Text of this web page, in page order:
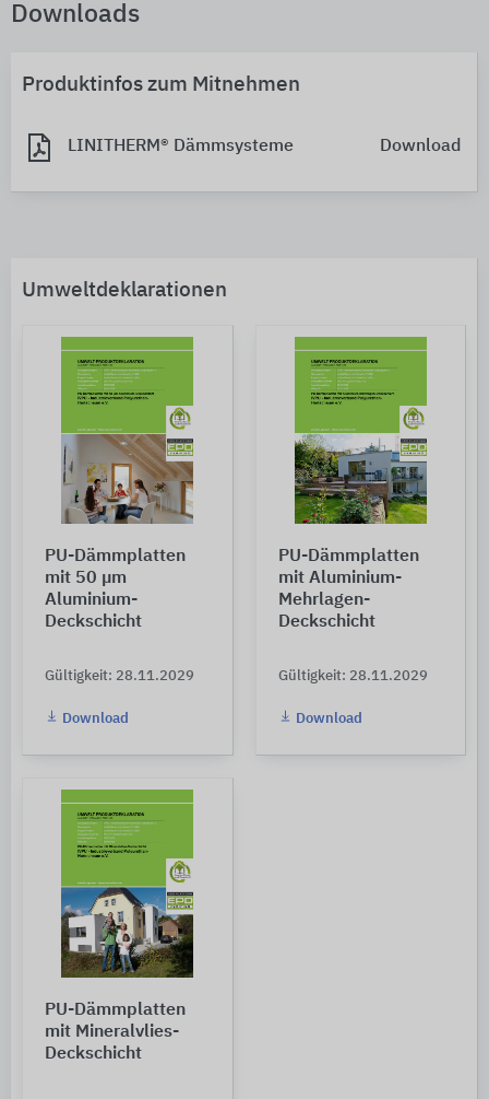
Downloads
Produktinfos zum Mitnehmen
LINITHERM® Dämmsysteme Download
Umweltdeklarationen
PU-Dämmplatten
mit 50 µm
Aluminium-
Deckschicht
Gültigkeit: 28.11.2029
Download
PU-Dämmplatten
mit Aluminium-
Mehrlagen-
Deckschicht
Gültigkeit: 28.11.2029
Download
PU-Dämmplatten
mit Mineralvlies-
Deckschicht